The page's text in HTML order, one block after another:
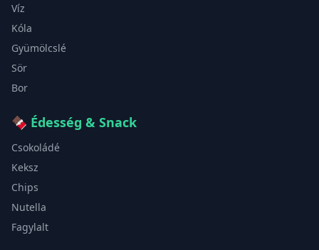
Víz
Kóla
Gyümölcslé
Sör
Bor
🍫 Édesség & Snack
Csokoládé
Keksz
Chips
Nutella
Fagylalt